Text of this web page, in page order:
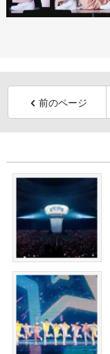
前のページ